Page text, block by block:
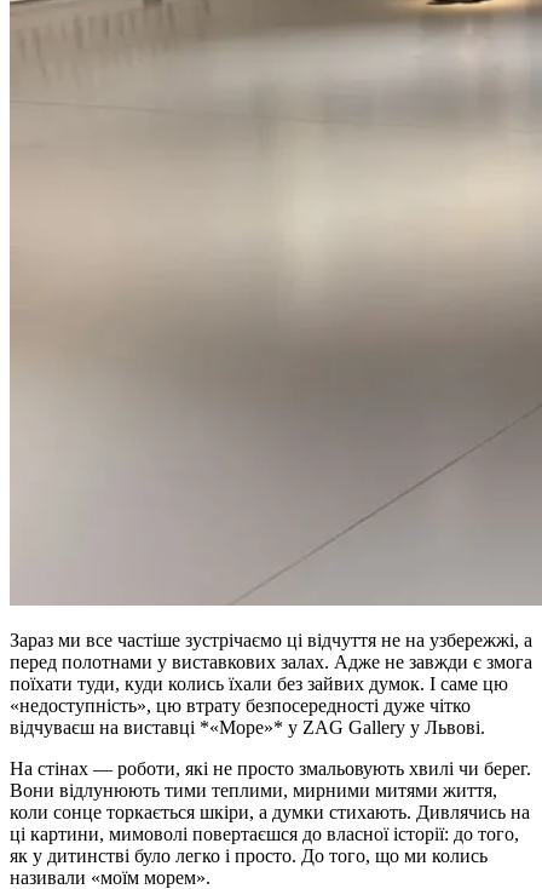
Зараз ми все частіше зустрічаємо ці відчуття не на узбережжі, а
перед полотнами у виставкових залах. Адже не завжди є змога
поїхати туди, куди колись їхали без зайвих думок. І саме цю
«недоступність», цю втрату безпосередності дуже чітко
відчуваєш на виставці *«Море»* у ZAG Gallery у Львові.
На стінах — роботи, які не просто змальовують хвилі чи берег.
Вони відлунюють тими теплими, мирними митями життя,
коли сонце торкається шкіри, а думки стихають. Дивлячись на
ці картини, мимоволі повертаєшся до власної історії: до того,
як у дитинстві було легко і просто. До того, що ми колись
називали «моїм морем».